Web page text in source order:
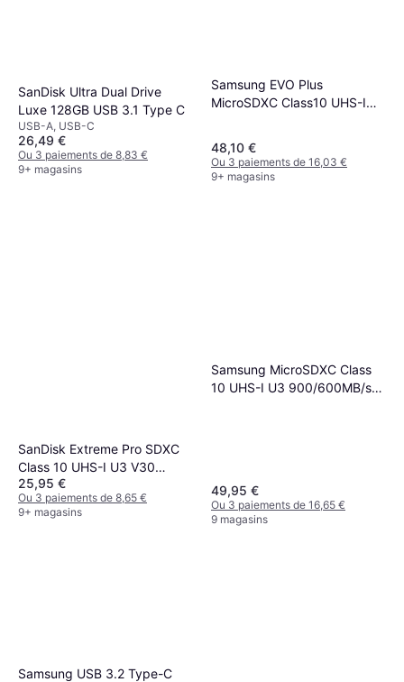
SanDisk Ultra Dual Drive
Luxe 128GB USB 3.1 Type C
USB-A, USB-C
26,49 €
Ou 3 paiements de 8,83 €
9+ magasins
Samsung EVO Plus
MicroSDXC Class10 UHS-I
48,10 €
Ou 3 paiements de 16,03 €
9+ magasins
SanDisk Extreme Pro SDXC
Class 10 UHS-I U3 V30
200/90MB/s 64GB
25,95 €
Ou 3 paiements de 8,65 €
9+ magasins
Samsung MicroSDXC Class
10 UHS-I U3 900/600MB/s
49,95 €
Ou 3 paiements de 16,65 €
9 magasins
Samsung USB 3.2 Type-C